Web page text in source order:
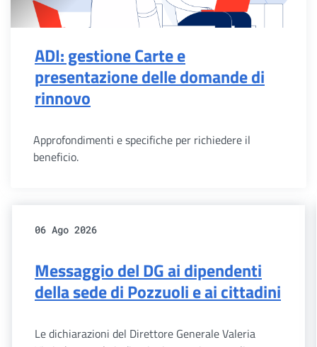
ADI: gestione Carte e
presentazione delle domande di
rinnovo
Approfondimenti e specifiche per richiedere il
beneficio.
06 Ago 2026
Messaggio del DG ai dipendenti
della sede di Pozzuoli e ai cittadini
Le dichiarazioni del Direttore Generale Valeria